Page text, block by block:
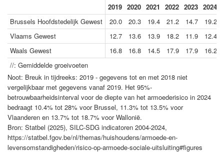
2019 2020 2021 2022 2023 2024
Brussels Hoofdstedelijk Gewest
20.0 20.3 19.4 21.2 14.7
19.2
Vlaams Gewest
12.7 13.6 13.9 18.2 11.9
12.4
Waals Gewest
16.8 16.8 14.5 17.9 17.9
16.2
//: Gemiddelde groeivoeten
Noot: Breuk in tijdreeks: 2019 - gegevens tot en met 2018 niet
vergelijkbaar met gegevens vanaf 2019. Het 95%-
betrouwbaarheidsinterval voor de diepte van het armoederisico in 2024
bedraagt 10.4% tot 28% voor Brussel, 11.3% tot 13.5% voor
Vlaanderen en 13.7% tot 18.7% voor Wallonië.
Bron: Statbel (2025), SILC-SDG indicatoren 2004-2024,
https://statbel.fgov.be/nl/themas/huishoudens/armoede-en-
levensomstandigheden/risico-op-armoede-sociale-uitsluiting#figures